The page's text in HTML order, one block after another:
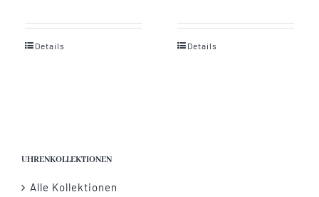
Vertrag widerrufen
Details Details
UHRENKOLLEKTIONEN
Alle Kollektionen